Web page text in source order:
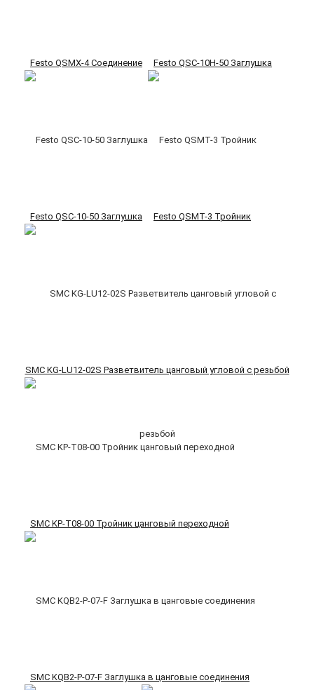
Festo QSMX-4 Соединение Festo QSC-10H-50 Заглушка
Festo QSC-10-50 Заглушка Festo QSMT-3 Тройник
SMC KG-LU12-02S Разветвитель цанговый угловой с резьбой
SMC KP-T08-00 Тройник цанговый переходной
SMC KQB2-P-07-F Заглушка в цанговые соединения